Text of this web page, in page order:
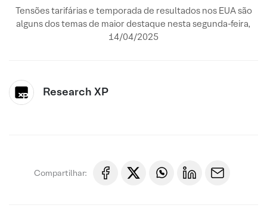
Tensões tarifárias e temporada de resultados nos EUA são
alguns dos temas de maior destaque nesta segunda-feira,
14/04/2025
Research XP
Compartilhar: